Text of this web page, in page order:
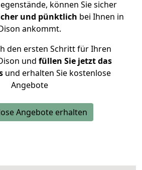
können Sie sicher
und pünktlich bei Ihnen in
ankommt.
den ersten Schritt für Ihren
und füllen Sie jetzt das
und erhalten Sie kostenlose
Angebote
Angebote erhalten